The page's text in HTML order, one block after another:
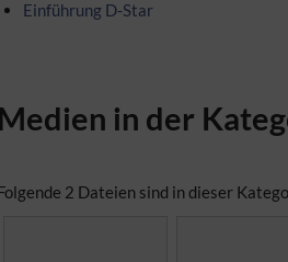
Einführung D-Star
Medien in der
2 Dateien sind in dieser